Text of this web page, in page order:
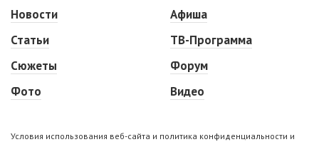
Новости
Статьи
Сюжеты
Фото
Афиша
ТВ-Программа
Форум
Видео
Условия использования веб-сайта и политика конфиденциальности и